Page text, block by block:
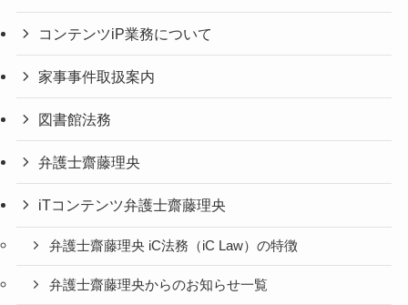
コンテンツiP業務について
家事事件取扱案内
図書館法務
弁護士齋藤理央
iTコンテンツ弁護士齋藤理央
弁護士齋藤理央 iC法務（iC Law）の特徴
弁護士齋藤理央からのお知らせ一覧